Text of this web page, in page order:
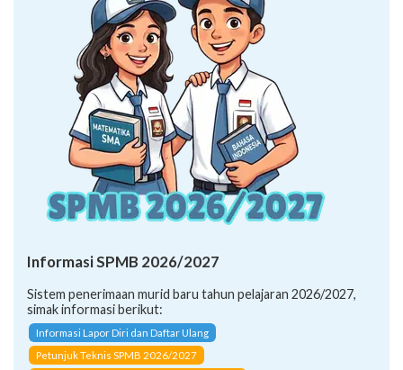
Informasi SPMB 2026/2027
Sistem penerimaan murid baru tahun pelajaran 2026/2027,
simak informasi berikut:
Informasi Lapor Diri dan Daftar Ulang
Petunjuk Teknis SPMB 2026/2027